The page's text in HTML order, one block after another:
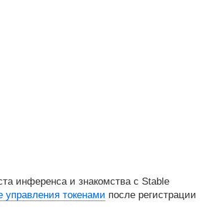
инференса и знакомства с Stable
управления токенами после регистрации